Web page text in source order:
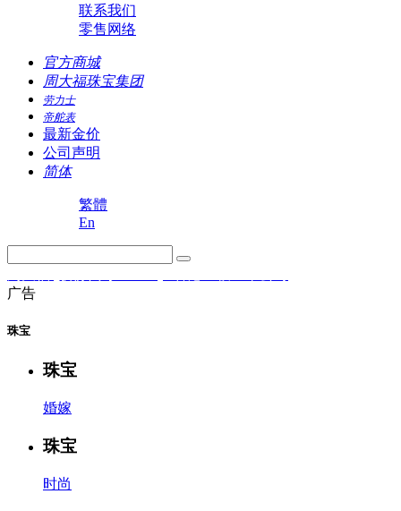
联系我们
零售网络
官方商城
周大福珠宝集团
劳力士
帝舵表
最新金价
公司声明
简体
繁體
En
广告
珠宝
珠宝
婚嫁
珠宝
时尚